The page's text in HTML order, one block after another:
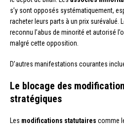
s’y sont opposés systématiquement,
racheter leurs parts à un prix surévalué.
reconnu l’abus de minorité et autorisé
malgré cette opposition.
D’autres manifestations courantes
Le blocage des
stratégiques
Les modifications statutaires comme